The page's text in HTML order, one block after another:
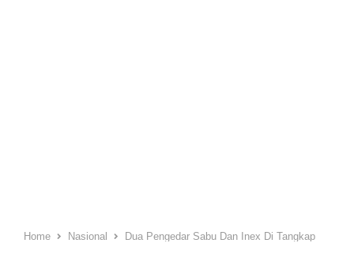
Home Nasional Dua Pengedar Sabu Dan Inex Di Tangkap